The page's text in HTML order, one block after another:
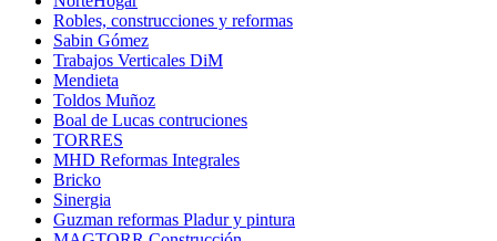
Robles, construcciones y reformas
Sabin Gómez
Trabajos Verticales DiM
Mendieta
Toldos Muñoz
Boal de Lucas contruciones
TORRES
MHD Reformas Integrales
Bricko
Sinergia
Guzman reformas Pladur y pintura